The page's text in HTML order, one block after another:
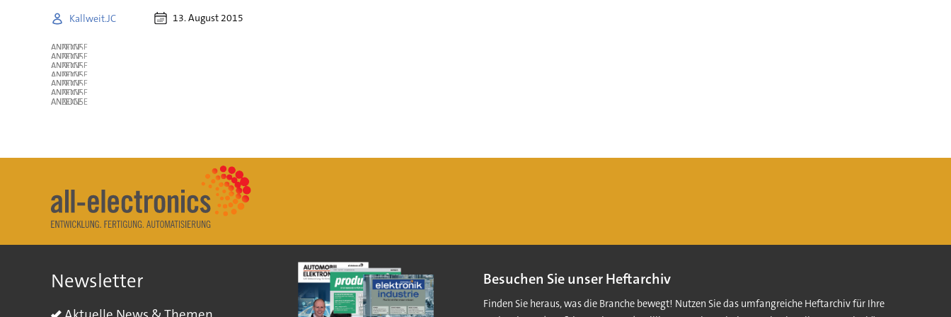
Kallweit.JC 13. August 2015
ANZEIGE
ANZEIGE
ANZEIGE
ANZEIGE
ANZEIGE
ANZEIGE
ANZEIGE
Newsletter Besuchen Sie unser Heftarchiv
Finden Sie heraus, was die Branche bewegt! Nutzen Sie das umfangreiche Heftarchiv für Ihre